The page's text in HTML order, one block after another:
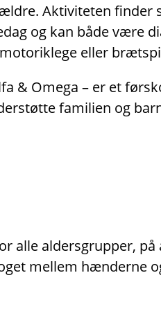
Aktiviteten finder
og kan både være
eller
& Omega – er et
familien og
alle aldersgrupper, på
mellem hænderne